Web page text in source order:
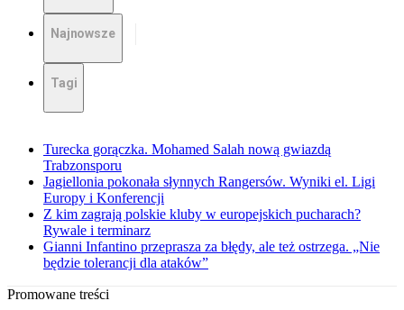
Najnowsze
Tagi
Turecka gorączka. Mohamed Salah nową gwiazdą
Trabzonsporu
Jagiellonia pokonała słynnych Rangersów. Wyniki el. Ligi
Europy i Konferencji
Z kim zagrają polskie kluby w europejskich pucharach?
Rywale i terminarz
Gianni Infantino przeprasza za błędy, ale też ostrzega. „Nie
będzie tolerancji dla ataków”
Promowane treści